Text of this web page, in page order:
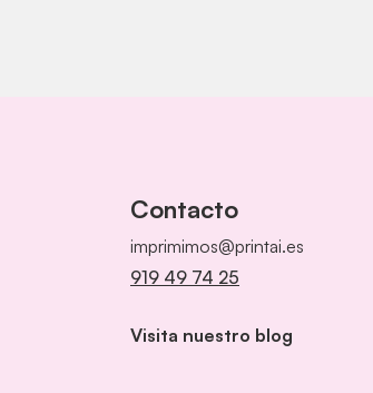
Contacto
imprimimos@printai.es
919 49 74 25
Visita nuestro blog